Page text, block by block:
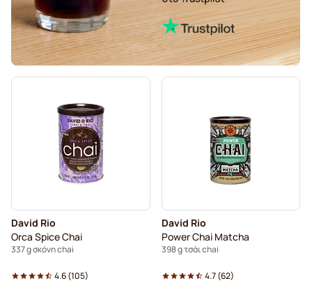
David Rio
Orca Spice Chai
337 g σκόνη chai
4.6(105)
David Rio
Power Chai Matcha
398 g τσάι chai
4.7(62)